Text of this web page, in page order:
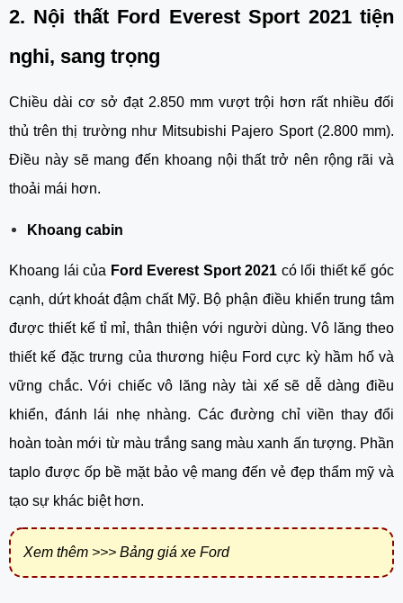
2. Nội thất Ford Everest Sport 2021 tiện
nghi, sang trọng
Chiều dài cơ sở đạt 2.850 mm vượt trội hơn rất nhiều đối
thủ trên thị trường như Mitsubishi Pajero Sport (2.800 mm).
Điều này sẽ mang đến khoang nội thất trở nên rộng rãi và
thoải mái hơn.
Khoang cabin
Khoang lái của Ford Everest Sport 2021 có lối thiết kế góc
cạnh, dứt khoát đậm chất Mỹ. Bộ phận điều khiển trung tâm
được thiết kế tỉ mỉ, thân thiện với người dùng. Vô lăng theo
thiết kế đặc trưng của thương hiệu Ford cực kỳ hầm hố và
vững chắc. Với chiếc vô lăng này tài xế sẽ dễ dàng điều
khiển, đánh lái nhẹ nhàng. Các đường chỉ viền thay đổi
hoàn toàn mới từ màu trắng sang màu xanh ấn tượng. Phần
taplo được ốp bề mặt bảo vệ mang đến vẻ đẹp thẩm mỹ và
tạo sự khác biệt hơn.
Xem thêm >>> Bảng giá xe Ford